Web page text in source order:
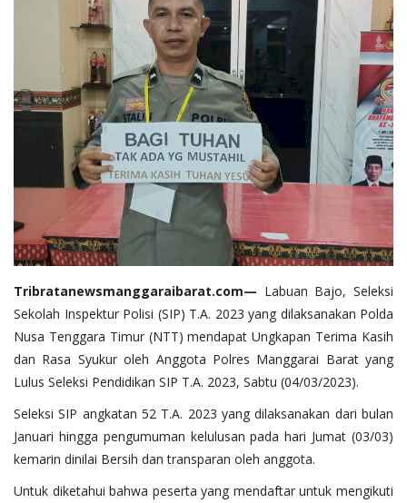
Tribratanewsmanggaraibarat.com— Labuan Bajo, Seleksi
Sekolah Inspektur Polisi (SIP) T.A. 2023 yang dilaksanakan Polda
Nusa Tenggara Timur (NTT) mendapat Ungkapan Terima Kasih
dan Rasa Syukur oleh Anggota Polres Manggarai Barat yang
Lulus Seleksi Pendidikan SIP T.A. 2023, Sabtu (04/03/2023).
Seleksi SIP angkatan 52 T.A. 2023 yang dilaksanakan dari bulan
Januari hingga pengumuman kelulusan pada hari Jumat (03/03)
kemarin dinilai Bersih dan transparan oleh anggota.
Untuk diketahui bahwa peserta yang mendaftar untuk mengikuti